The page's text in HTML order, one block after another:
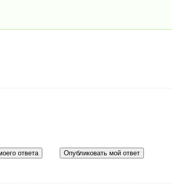
ответа Опубликовать мой ответ